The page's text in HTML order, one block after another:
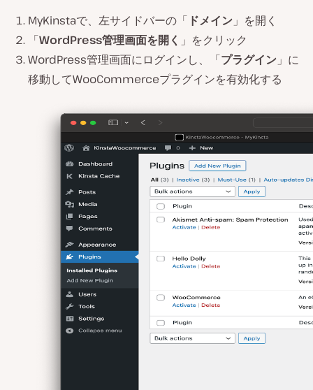
MyKinstaで、左サイドバーの「 ドメイン 」を開く
「WordPress管理画面を開く 」をクリック
WordPress管理画面にログインし、「プラグイン 」に
移動してWooCommerceプラグインを有効化する